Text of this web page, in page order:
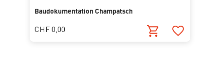
Baudokumentation Champatsch
CHF 0,00